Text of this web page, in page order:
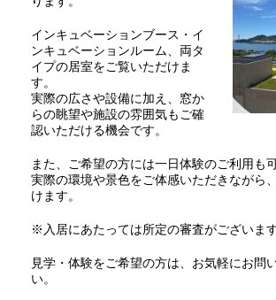
インキュベーションブース・イ
ンキュベーションルーム、両タ
イプの居室をご覧いただけま
す。
実際の広さや設備に加え、窓か
らの眺望や施設の雰囲気もご確
認いただける機会です。
また、ご希望の方には一日体験のご利用も
実際の環境や景色をご体感いただきながら
けます。
※入居にあたっては所定の審査がございます
見学・体験をご希望の方は、お気軽にお問
い。